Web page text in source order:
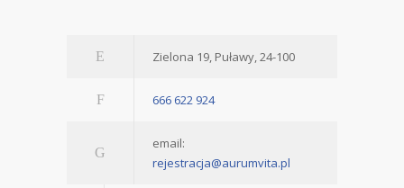
Zielona 19, Puławy, 24-100
666 622 924
email:
rejestracja@aurumvita.pl